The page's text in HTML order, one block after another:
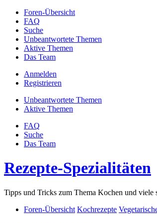
Foren-Übersicht
FAQ
Suche
Unbeantwortete Themen
Aktive Themen
Das Team
Anmelden
Registrieren
Unbeantwortete Themen
Aktive Themen
FAQ
Suche
Das Team
Rezepte-Spezialitäten
Tipps und Tricks zum Thema Kochen und viele
Foren-Übersicht Kochrezepte